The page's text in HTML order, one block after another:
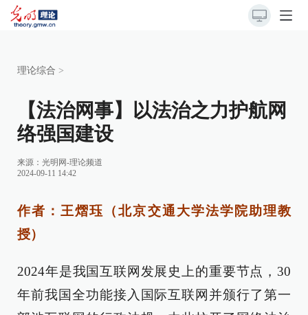
理论综合 >
【法治网事】以法治之力护航网
络强国建设
来源： 光明网-理论频道
2024-09-11 14:42
作者：王熠珏（北京交通大学法学院助理教
授）
2024年是我国互联网发展史上的重要节点，30
年前我国全功能接入国际互联网并颁行了第一